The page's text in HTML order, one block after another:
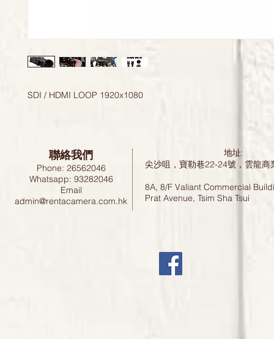
SDI / HDMI LOOP 1920x1080
聯絡我們
Phone: 26562046
Whatsapp: 93282046
Email
admin@rentacamera.com.hk
地址:
尖沙咀，寶勒巷22-24號，雲龍
8A, 8/F Valiant Commercial
Prat Avenue, Tsim Sha Tsui